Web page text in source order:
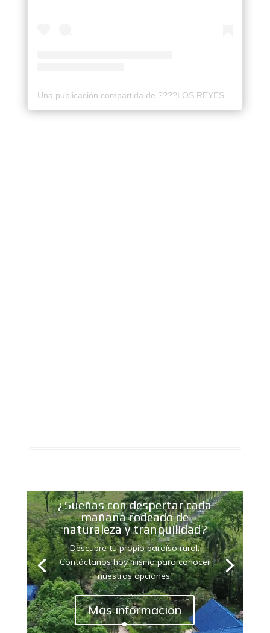
Una publicación compartida de ????LOS REYES EXPRESS®️ (@losreyesexpress)
¿Sueñas con despertar cada
mañana rodeado de
naturaleza y tranquilidad?
Descubre tu propio paraíso rural.
Contáctanos hoy mismo para conocer
nuestras opciones.
Mas informacion
Reproductor
de
vídeo